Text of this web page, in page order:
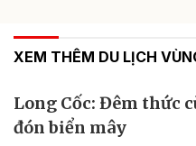
XEM THÊM DU LỊCH
Long Cốc: Đêm thức
đón biển mây